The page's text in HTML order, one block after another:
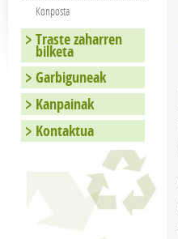
Konposta
Traste zaharren
bilketa
Garbiguneak
Kanpainak
Kontaktua